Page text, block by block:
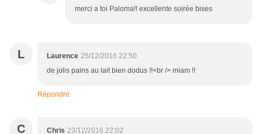
merci a toi Paloma!! excellente soirée bises
L Laurence 25/12/2016 22:50
de jolis pains au lait bien dodus !!<br /> miam !!
Répondre
C Chris 23/12/2016 22:02